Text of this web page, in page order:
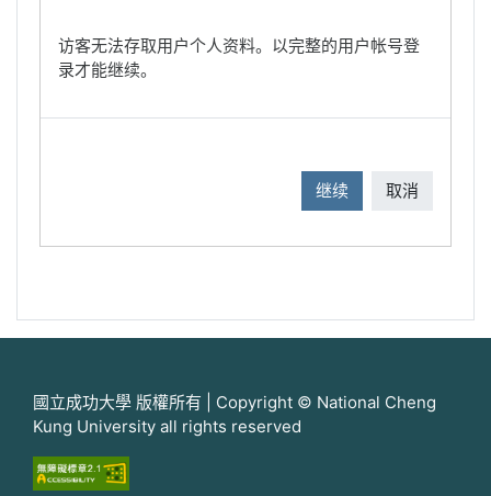
访客无法存取用户个人资料。以完整的用户帐号登
录才能继续。
继续 取消
國立成功大學 版權所有 | Copyright © National Cheng
Kung University all rights reserved